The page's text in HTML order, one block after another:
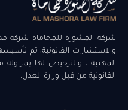
شركة المشورة للمحاماة شركة
والاستشارات القانونية، تم
المهنية ، والترخيص لها بمزاولة
القانونية من قبل وزارة العدل.